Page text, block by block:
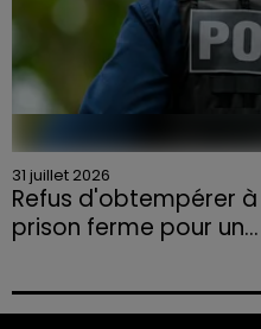
31 juillet 2026
Refus d'obtempérer
prison ferme pour un...
permis et la confiscation